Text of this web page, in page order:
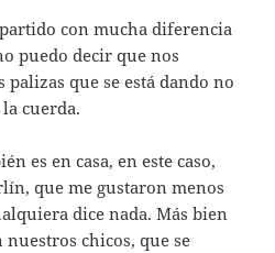
con mucha diferencia
puedo decir que nos
que se está dando no
cuerda.
es en casa, en este caso,
que me gustaron menos
dice nada. Más bien
nuestros chicos, que se